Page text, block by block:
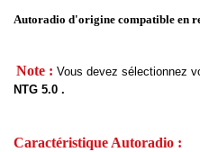
Autoradio d'origine compatible en
Note : Vous devez sélectionnez
NTG 5.0 .
Caractéristique Autoradio :